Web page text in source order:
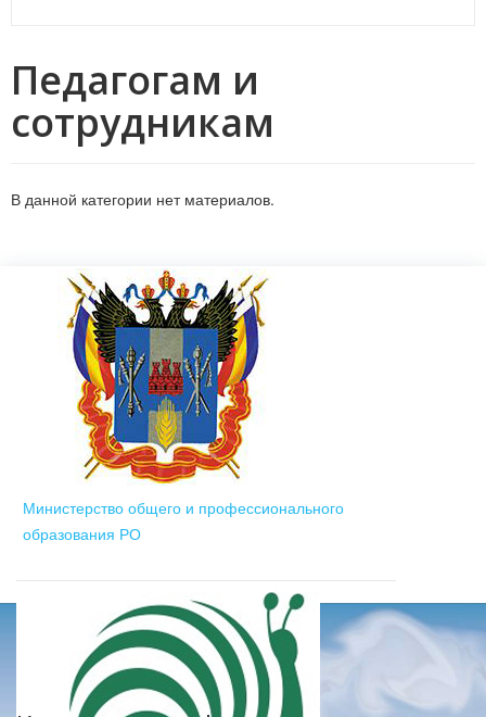
Педагогам и
сотрудникам
В данной категории нет материалов.
Министерство общего и профессионального
образования РО